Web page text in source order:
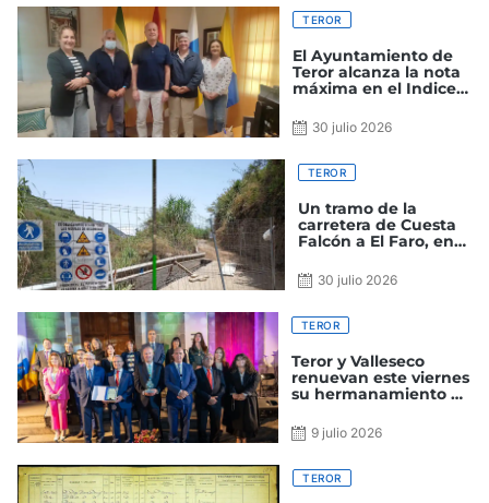
TEROR
El Ayuntamiento de
Teror alcanza la nota
máxima en el Indice
Canarias
30 julio 2026
TEROR
Un tramo de la
carretera de Cuesta
Falcón a El Faro, en
tráfico por obras
30 julio 2026
TEROR
Teror y Valleseco
renuevan este viernes
su hermanamiento en
celebración
9 julio 2026
TEROR